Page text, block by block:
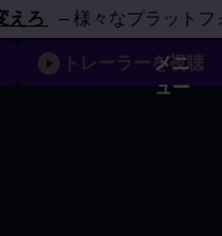
– 様々なプラットフォーム
メニ
ュー
トレーラーを視聴